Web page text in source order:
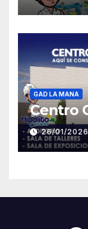
GAD LA MANA
Centro
26/01/2026